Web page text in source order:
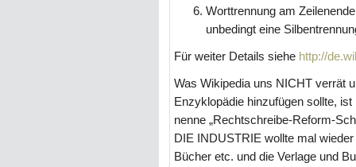
Worttrennung am
unbedingt eine
Für weiter Details siehe http://
Was Wikipedia uns NICHT verrät
Enzyklopädie hinzufügen sollte,
nenne „Rechtschreibe-Reform-
DIE INDUSTRIE wollte mal
Bücher etc. und die Verlage und